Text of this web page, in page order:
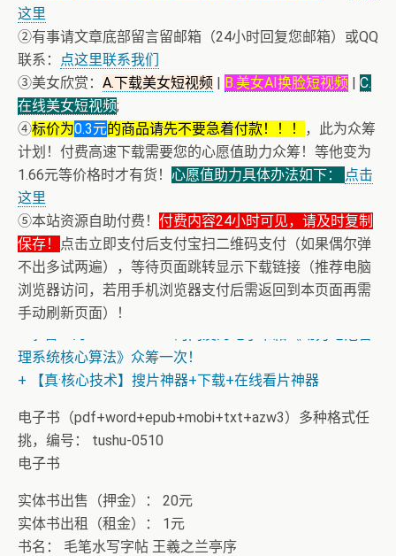
这里
②有事请文章底部留言留邮箱（24小时回复您邮箱）或QQ
联系：
点这里联系我们
③美女欣赏： A.下载美女短视频 | B.美女AI换脸短视频 | C.
在线美女短视频;
④标价为0.3元的商品请先不要急着付款！！！
，此为众筹
计划！付费高速下载需要您的心愿值助力众筹！等他变为
1.66元等价格时才有货！ 心愿值助力具体办法如下：
点击
这里
⑤本站资源自助付费！ 付费内容24小时可见，请及时复制
保存！
点击立即支付后支付宝扫二维码支付（如果偶尔弹
不出多试两遍），等待页面跳转显示下载链接（推荐电脑
浏览器访问，若用手机浏览器支付后需返回到本页面再需
手动刷新页面）！
+ 恭喜IP为180.201.1.217的网友为电子书籍《动力电池管
理系统核心算法》众筹一次！
+ 13位up主齐聚B站跳极乐净土，谁的最有灵魂
理系统核心算法》众筹一次！
+ 【真·核心技术】搜片神器+下载+在线看片神器
电子书（pdf+word+epub+mobi+txt+azw3）多种格式任
挑，编号： tushu-0510
电子书
实体书出售（押金）： 20元
实体书出租（租金）： 1元
书名： 毛笔水写字帖 王羲之兰亭序